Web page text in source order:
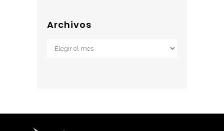
Archivos
Archivos